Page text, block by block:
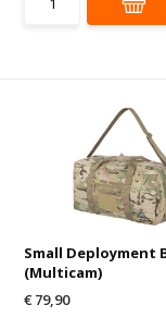
Small Deployment
(Multicam)
€ 79,90